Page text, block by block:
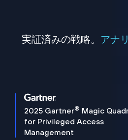
実証済みの戦略。 アナ
2025 Gartner® Magic
for Privileged Access
Management